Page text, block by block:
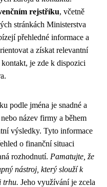
rejstříku, včetně
stránkách Ministerstva
přehledné informace a
a získat relevantní
je zde k dispozici
podle jména je snadné a
název firmy a během
výsledky. Tyto informace
o finanční situaci
rozhodnutí. Pamatujte, že
nástroj, který slouží k
trhu. Jeho využívání je zcela